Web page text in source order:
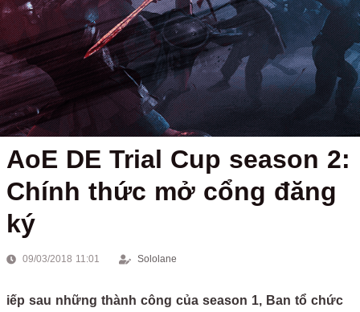
AoE DE Trial Cup season 2:
Chính thức mở cổng đăng
ký
09/03/2018 11:01 Sololane
iếp sau những thành công của season 1, Ban tổ chức